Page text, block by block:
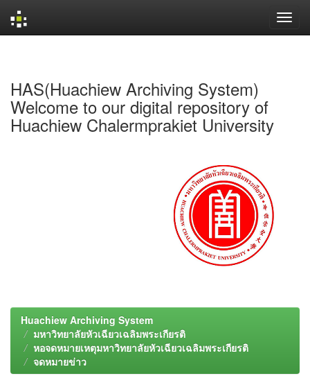
HAS(Huachiew Archiving System)
Welcome to our digital repository of
Huachiew Chalermprakiet University
Huachiew Archiving System
มหาวิทยาลัยหัวเฉียวเฉลิมพระเกียรติ
หอจดหมายเหตุมหาวิทยาลัยหัวเฉียวเฉลิมพระเกียรติ
จดหมายข่าว